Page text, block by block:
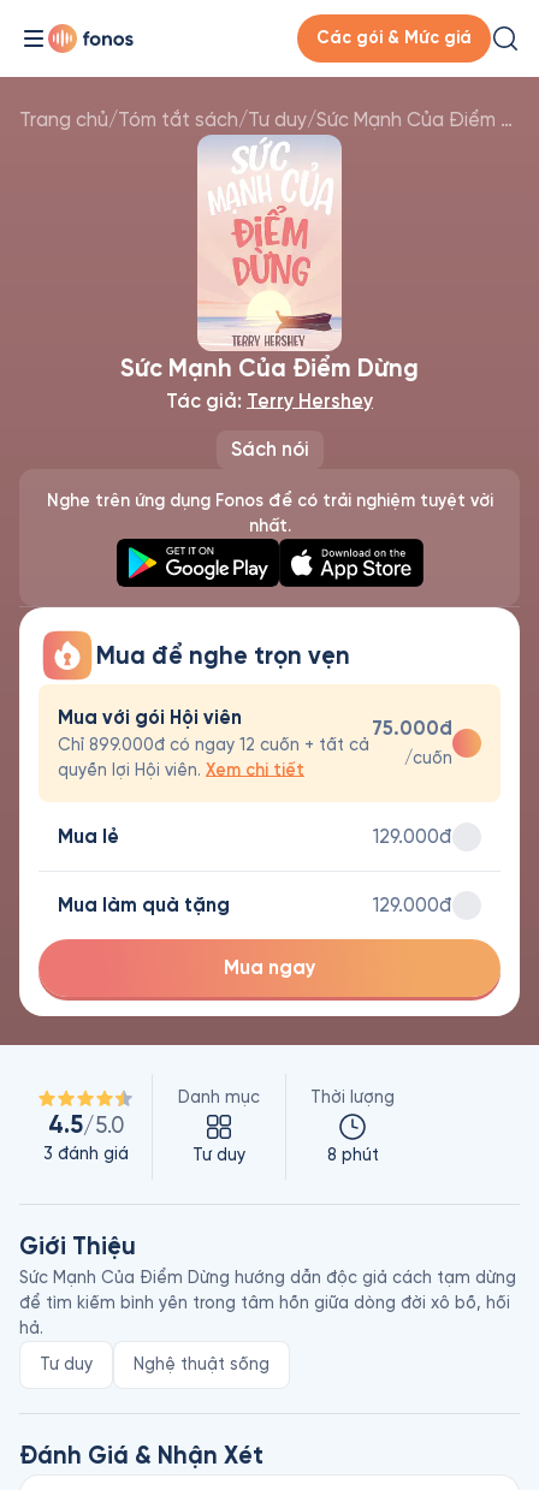
Các gói & Mức giá
Trang chủ/Tóm tắt sách/Tư duy/ Sức Mạnh Của Điểm Dừng
Sách nói
Sức Mạnh Của Điểm Dừng
Tác giả: Terry Hershey
Nghe trên ứng dụng Fonos để có trải nghiệm tuyệt vời
nhất.
Mua để nghe trọn vẹn
Mua với gói Hội viên
Chỉ 899.000đ có ngay 12 cuốn + tất cả
quyền lợi Hội viên. Xem chi tiết
75.000đ
/cuốn
Mua lẻ 129.000đ
Mua làm quà tặng 129.000đ
Mua ngay
4.5/5.0
3 đánh giá
Danh mục
Tư duy
Thời lượng
8 phút
Giới Thiệu
Sức Mạnh Của Điểm Dừng hướng dẫn độc giả cách tạm dừng
để tìm kiếm bình yên trong tâm hồn giữa dòng đời xô bồ, hối
hả.
Tư duy
Nghệ thuật sống
Đánh Giá & Nhận Xét